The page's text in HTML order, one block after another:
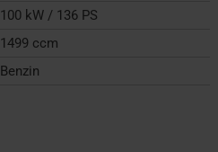
100 kW / 136 PS
1499 ccm
Benzin